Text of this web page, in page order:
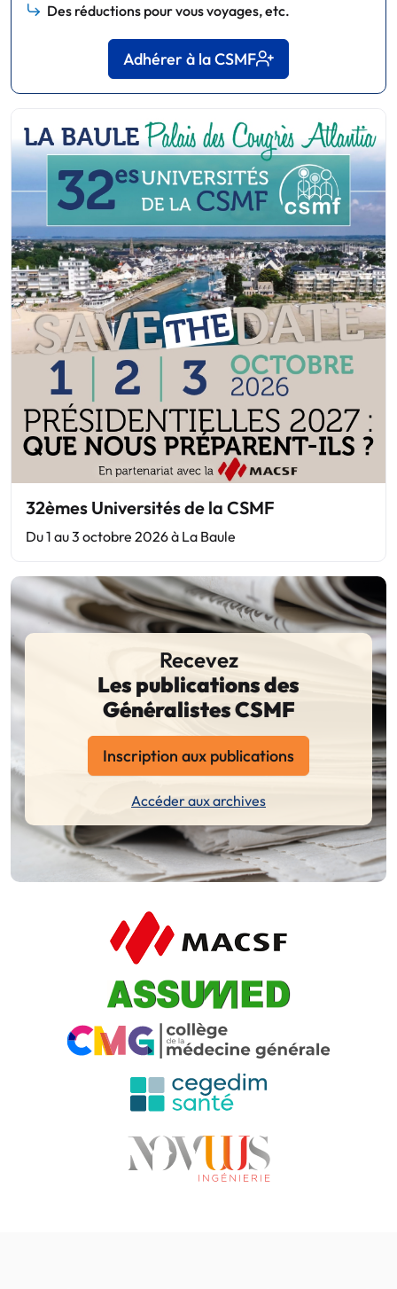
Des réductions pour vous voyages, etc.
Adhérer à la CSMF
32èmes Universités de la CSMF
Du 1 au 3 octobre 2026 à La Baule
Recevez
Les publications des
Généralistes CSMF
Inscription aux publications
Accéder aux archives